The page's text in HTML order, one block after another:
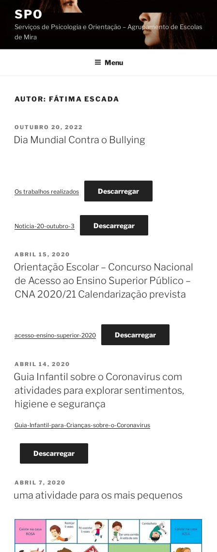
conteúdo
SPO
Serviços de Psicologia e Orientação – Agrupamento de Escolas
de Mira
Menu
AUTOR: FÁTIMA ESCADA
PUBLICADO
EM
OUTUBRO 20, 2022
Dia Mundial Contra o Bullying
Os trabalhos realizados Descarregar
Noticia-20-outubro-3 Descarregar
PUBLICADO
EM
ABRIL 15, 2020
Orientação Escolar – Concurso Nacional
de Acesso ao Ensino Superior Público –
CNA 2020/21 Calendarização prevista
acesso-ensino-superior-2020 Descarregar
PUBLICADO
EM
ABRIL 14, 2020
Guia Infantil sobre o Coronavirus com
atividades para explorar sentimentos,
higiene e segurança
Guia-Infantil-para-Crianças-sobre-o-Coronavirus
Descarregar
PUBLICADO
ABRIL 7, 2020
uma atividade para os mais pequenos